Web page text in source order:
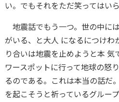
い。でもそれをただ笑ってはい
地震話でもう一つ。世の中に
がいる、と大人 になるにつけわ
り合いは地震を止めようと本
ワースポットに行って地球の怒
るのである。これは本当の話だ
を起こそうと祈っているグルー